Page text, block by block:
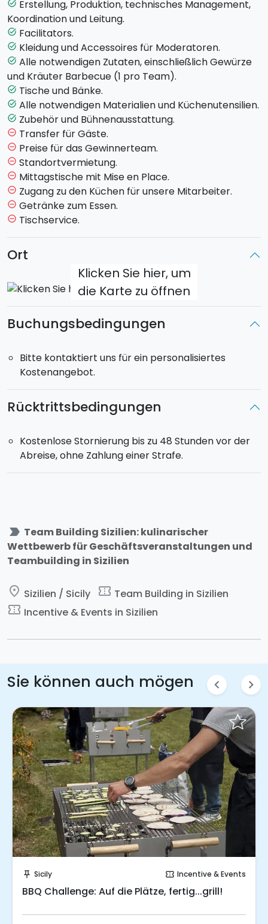
besteht.
Während der Challenge werden den Teams einige
spezielle Tests zum Thema Wein gestellt, durch die sie
weitere nützliche Utensilien oder Lebensmittel
gewinnen können.
Die Teilnehmer müssen sich in eine echte
Küchenbrigadeverwandeln, die sich Aufgaben teilt,
auf interne Zusammenarbeit konzentriert und die
verfügbare Zeit gut verwaltet, um sicherzustellen,
dass die Gerichte zum richtigen Zeitpunkt fertig sind!
Nach der Auswahl des Gewinnerteams wird
zusammen zu Mittag gegessen mit den zubereiteten
Gerichten.
Bitte kontaktiert uns für ein personalisiertes
Kostenangebot.
HIGHLIGHTS
- Locations: mehrere in ganz Sizilien verfügbar
Aktivitäten
- Leicht anpassbar an eine beliebige Anzahl von
Teilnehmern
task_alt Erstellung, Produktion, technisches Management,
Koordination und Leitung.
task_alt Facilitators.
task_alt Kleidung und Accessoires für Moderatoren.
task_alt Alle notwendigen Zutaten, einschließlich Gewürze
und Kräuter Barbecue (1 pro Team).
task_alt Tische und Bänke.
task_alt Alle notwendigen Materialien und Küchenutensilien.
task_alt Zubehör und Bühnenausstattung.
remove_circle_outline Transfer für Gäste.
remove_circle_outline Preise für das Gewinnerteam.
remove_circle_outline Standortvermietung.
remove_circle_outline Mittagstische mit Mise en Place.
remove_circle_outline Zugang zu den Küchen für unsere Mitarbeiter.
remove_circle_outline Getränke zum Essen.
remove_circle_outline Tischservice.
Ort
Klicken Sie hier, um
die Karte zu öffnen
Buchungsbedingungen
Bitte kontaktiert uns für ein personalisiertes
Kostenangebot.
Rücktrittsbedingungen
Kostenlose Stornierung bis zu 48 Stunden vor der
Abreise, ohne Zahlung einer Strafe.
label_important Team Building Sizilien: kulinarischer
Wettbewerb für Geschäftsveranstaltungen und
Teambuilding in Sizilien
place Sizilien / Sicily confirmation_number Team Building in Sizilien
confirmation_number Incentive & Events in Sizilien
Sie können auch mögen chevron_left chevron_right
push_pin Sicily confirmation_number Incentive & Events
BBQ Challenge: Auf die Plätze, fertig...grill!